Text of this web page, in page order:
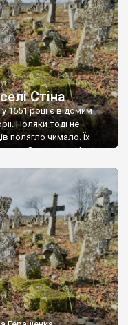
Стіна
1651 році є відомим
Поляки тоді не
полягло чимало. Їх
Замковим. Нині на
де епітафії стер […]